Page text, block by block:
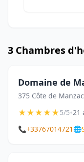
3 Chambres
Domaine de
375 Côte de
★★★★★5/5•21
📞+33767014721 🌐